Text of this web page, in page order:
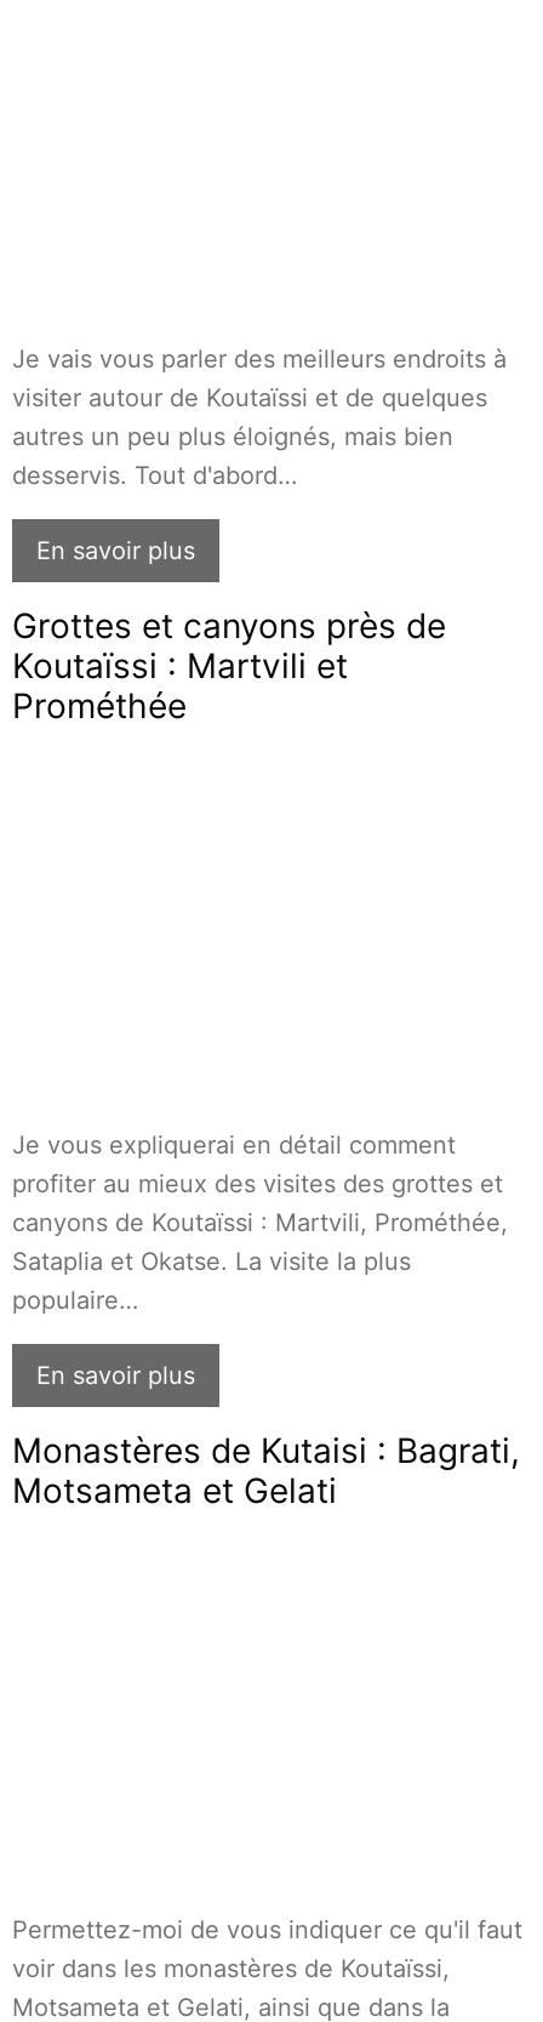
Je vais vous parler des meilleurs endroits à
visiter autour de Koutaïssi et de quelques
autres un peu plus éloignés, mais bien
desservis. Tout d'abord…
En savoir plus
Grottes et canyons près de
Koutaïssi : Martvili et
Prométhée
Je vous expliquerai en détail comment
profiter au mieux des visites des grottes et
canyons de Koutaïssi : Martvili, Prométhée,
Sataplia et Okatse. La visite la plus
populaire…
En savoir plus
Monastères de Kutaisi : Bagrati,
Motsameta et Gelati
Permettez-moi de vous indiquer ce qu'il faut
voir dans les monastères de Koutaïssi,
Motsameta et Gelati, ainsi que dans la